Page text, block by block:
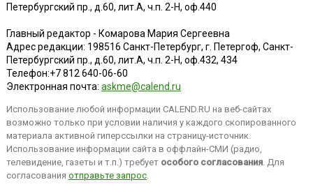
Петербургский пр., д.60, лит.А, ч.п. 2-Н, оф.440
Главный редактор - Комарова Мария Сергеевна
Адрес редакции: 198516 Санкт-Петербург, г. Петергоф, Санкт-
Петербургский пр., д.60, лит.А, ч.п. 2-Н, оф.432, 434
Телефон:+7 812 640-06-60
Электронная почта: askme@calend.ru
Использование любой информации CALEND.RU на веб-сайтах
возможно только при условии наличия у каждого скопированного
материала активной гиперссылки на страницу-источник.
Использование информации сайта в оффлайн-СМИ (радио,
телевидение, газеты и т.п.) требует особого согласования. Для
согласования отправьте запрос.